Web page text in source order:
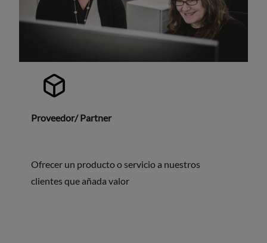
Proveedor/ Partner
Ofrecer un producto o servicio a nuestros
clientes que añada valor